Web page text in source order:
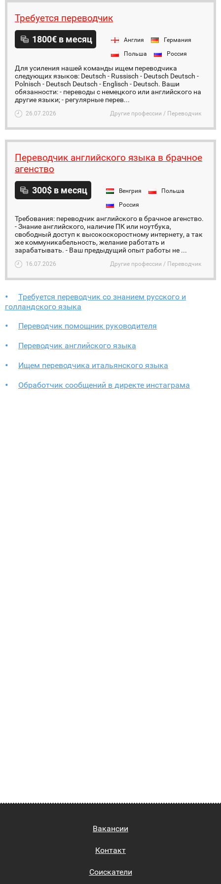
Требуется переводчик
1800€ в месяц Англия
Германия
Польша
Россия
Для усиления нашей команды ищем переводчика
следующих языков: Deutsch - Russisch - Deutsch Deutsch -
Polnisch - Deutsch Deutsch - Englisch - Deutsch. Ваши
обязанности: - переводы с немецкого или английского на
другие языки; - регулярные перев...
26.07.2026 Другие профессии / Переводчик
Переводчик английского языка в брачное
агенство
300$ в месяц Венгрия
Польша
Россия
Требования: переводчик английского в брачное агенство.
- Знание английского, наличие ПК или ноутбука,
свободный доступ к высокоскоростному интернету, а так
же коммуникабельность, желание работать и
зарабатывать. - Ваш предыдущий опыт работы не ...
16.07.2026 Другие профессии / Переводчик
Требуется переводчик со знанием русского и
голландского языка
Переводчик помощник руководителя
Переводчик английского языка
Ищем переводчика итальянского языка
Обработчик сообщений в директе инстаграма
Вакансии
Контакт
Соискатели